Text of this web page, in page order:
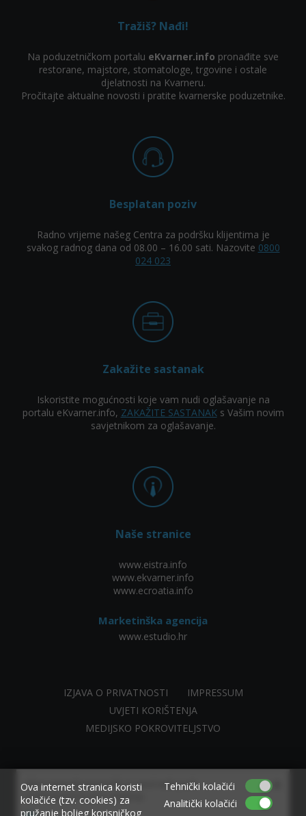
Allow www.ekvarner.info to send web push
notifications to your desktop.
×
Tražiš? Nađi!
Na poduzetničkom portalu eKvarner.info pronađite sve
restorane, majstore, stomatologe, trgovine i ostale
djelatnosti na Kvarneru.
Pročitajte aktualne novosti i pratite kvarnerske poduzetnike.
Besplatan poziv
Radno vrijeme našeg Centra za podršku klijentima je
svakog radnog dana od 08.00 – 16.00 sati. Nazovite 0800
024 023
Zakažite sastanak
Iskoristite mogućnosti koje vam nudi oglašavanje na
portalu eKvarner.info, ZAKAŽITE SASTANAKs Vašim novim
savjetnikom za oglašavanje.
Naše stranice
www.eistra.info
www.ekvarner.info
www.ecroatia.info
Marketinška agencija
www.estudio.hr
IZJAVA O PRIVATNOSTI
IMPRESSUM
UVJETI KORIŠTENJA
MEDIJSKO POKROVITELJSTVO
Ova internet stranica koristi
kolačiće (tzv. cookies) za
pružanje boljeg korisničkog
Tehnički kolačići
Analitički kolačići